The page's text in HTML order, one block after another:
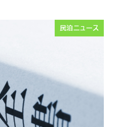
民泊ニュース